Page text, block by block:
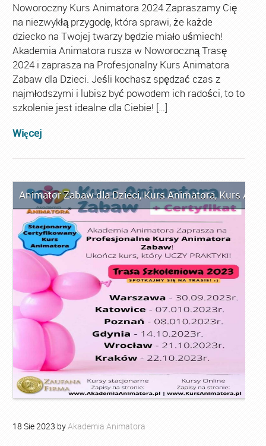
Noworoczny Kurs Animatora 2024 Zapraszamy Cię
na niezwykłą przygodę, która sprawi, że każde
dziecko na Twojej twarzy będzie miało uśmiech!
Akademia Animatora rusza w Noworoczną Trasę
2024 i zaprasza na Profesjonalny Kurs Animatora
Zabaw dla Dzieci. Jeśli kochasz spędzać czas z
najmłodszymi i lubisz być powodem ich radości, to to
szkolenie jest idealne dla Ciebie! […]
Więcej
Animator Zabaw dla Dzieci,Kurs Animatora,Kurs
18 Sie2023 byAkademia Animatora